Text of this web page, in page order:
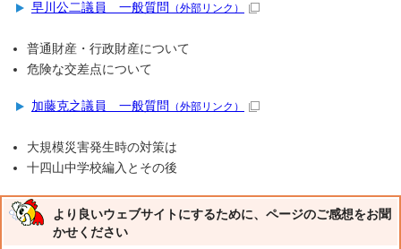
早川公二議員 一般質問 （外部リンク）
普通財産・行政財産について
危険な交差点について
加藤克之議員 一般質問 （外部リンク）
大規模災害発生時の対策は
十四山中学校編入とその後
より良いウェブサイトにするために、ページのご感想をお聞
かせください